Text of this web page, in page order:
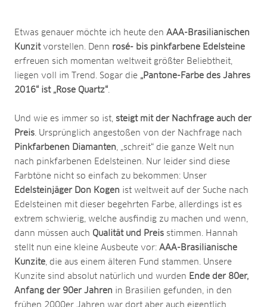
Etwas genauer möchte ich heute den AAA-Brasilianischen
Kunzitvorstellen. Denn rosé- bis pinkfarbene Edelsteine
erfreuen sich momentan weltweit größter Beliebtheit,
liegen voll im Trend. Sogar die „Pantone-Farbe des Jahres
2016“ ist „Rose Quartz“.
Und wie es immer so ist, steigt mit der Nachfrage auch der
Preis. Ursprünglich angestoßen von der Nachfrage nach
Pinkfarbenen Diamanten, „schreit“ die ganze Welt nun
nach pinkfarbenen Edelsteinen. Nur leider sind diese
Farbtöne nicht so einfach zu bekommen: Unser
Edelsteinjäger Don Kogen ist weltweit auf der Suche nach
Edelsteinen mit dieser begehrten Farbe, allerdings ist es
extrem schwierig, welche ausfindig zu machen und wenn,
dann müssen auch Qualität und Preis stimmen. Hannah
stellt nun eine kleine Ausbeute vor: AAA-Brasilianische
Kunzite, die aus einem älteren Fund stammen. Unsere
Kunzite sind absolut natürlich und wurden Ende der 80er,
Anfang der 90er Jahren in Brasilien gefunden, in den